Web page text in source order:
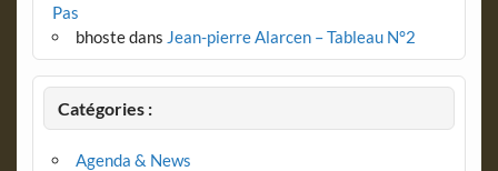
Pas
bhostedans Jean-pierre Alarcen – Tableau N°2
Catégories :
Agenda & News